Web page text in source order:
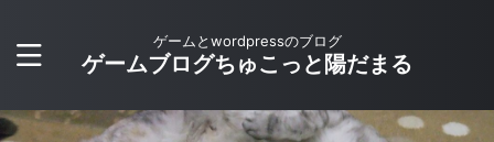
ゲームとwordpressのブログ
ゲームブログちゅこっと陽だまる